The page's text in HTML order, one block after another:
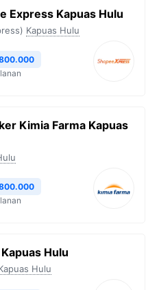
Express Kapuas Hulu
Kapuas Hulu
Kimia Farma Kapuas
Hulu
Hulu